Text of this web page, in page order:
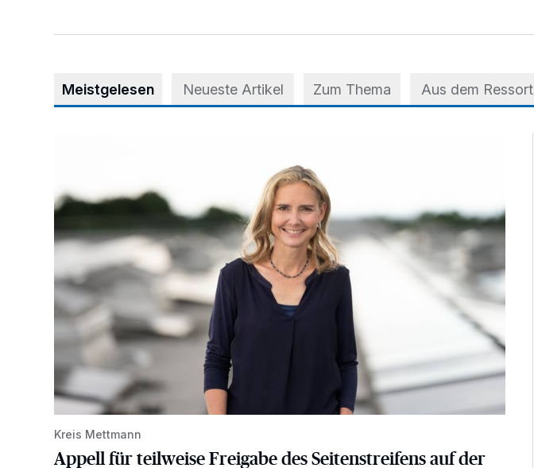
Meistgelesen Neueste Artikel Zum Thema Aus dem Ressort
Kreis Mettmann
Appell für teilweise Freigabe des Seitenstreifens auf der